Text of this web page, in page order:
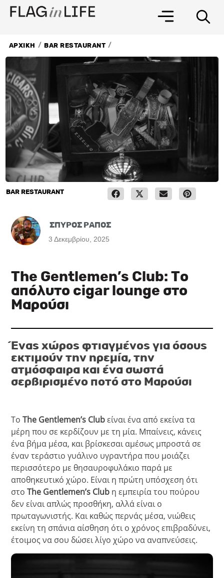
Μετάβαση
στο
ΑΡΧΙΚΗ / BAR RESTAURANT /
BAR RESTAURANT
ΣΠΥΡΟΣ ΡΑΠΟΣ
3 Δεκεμβρίου, 2025
The Gentlemen’s Club: Το
απόλυτο cigar lounge στο
Μαρούσι
Ένας χώρος φτιαγμένος για όσους
εκτιμούν την ηρεμία, την
ατμόσφαιρα και ένα σωστά
σερβιρισμένο ποτό στο Μαρούσι
ΤοThe Gentlemen’s Clubείναι ένα από εκείνα τα
μέρη που σε κερδίζουν με τη μία. Μπαίνεις, κάνεις
ένα βήμα μέσα, και βρίσκεσαι αμέσως μπροστά σε
έναν τεράστιο γυάλινο υγραντήρα που μοιάζει
περισσότερο με θησαυροφυλάκιο παρά με
αποθηκευτικό χώρο. Είναι η πρώτη υπόσχεση ότι
στοThe Gentlemen’s Club η εμπειρία του πούρου
δεν είναι απλώς προσθήκη, αλλά είναι ο
πρωταγωνιστής. Και καθώς περνάς μέσα, νιώθεις
εκείνη τη σπάνια αίσθηση ότι ο χρόνος επιβραδύνει,
έτοιμος να σου δώσει λίγο χώρο να αναπνεύσεις.